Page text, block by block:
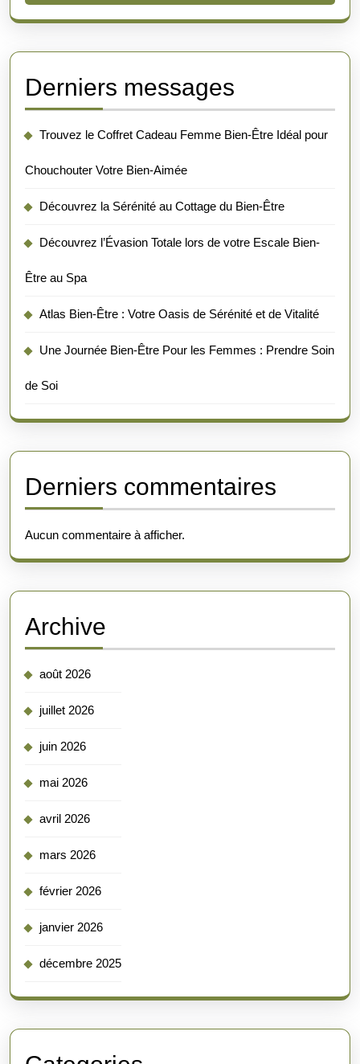
Derniers messages
Trouvez le Coffret Cadeau Femme Bien-Être Idéal pour
Chouchouter Votre Bien-Aimée
Découvrez la Sérénité au Cottage du Bien-Être
Découvrez l’Évasion Totale lors de votre Escale Bien-
Être au Spa
Atlas Bien-Être : Votre Oasis de Sérénité et de Vitalité
Une Journée Bien-Être Pour les Femmes : Prendre Soin
de Soi
Derniers commentaires
Aucun commentaire à afficher.
Archive
août 2026
juillet 2026
juin 2026
mai 2026
avril 2026
mars 2026
février 2026
janvier 2026
décembre 2025